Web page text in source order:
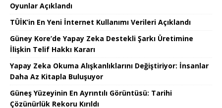
Oyunlar Açıklandı
TÜİK’in En Yeni İnternet Kullanımı Verileri Açıklandı
Güney Kore’de Yapay Zeka Destekli Şarkı Üretimine
İlişkin Telif Hakkı Kararı
Yapay Zeka Okuma Alışkanlıklarını Değiştiriyor: İnsanlar
Daha Az Kitapla Buluşuyor
Güneş Yüzeyinin En Ayrıntılı Görüntüsü: Tarihi
Çözünürlük Rekoru Kırıldı